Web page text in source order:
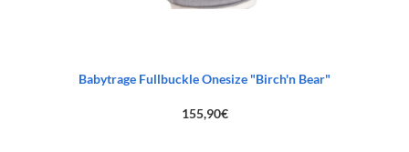
Babytrage Fullbuckle Onesize "Birch'n Bear"
155,90€